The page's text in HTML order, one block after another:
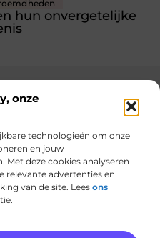
onze
technologieën om onze
en jouw
Met deze cookies analyseren
relevante advertenties en
van de site. Lees ons
hun onvergetelijke
jou verzameld.